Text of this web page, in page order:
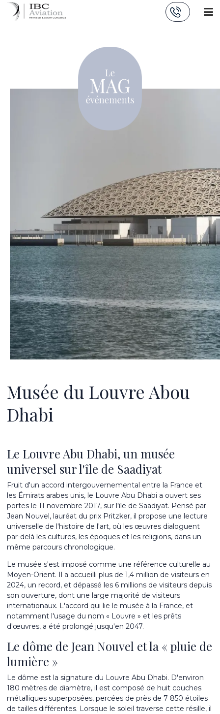
Musée du Louvre Abou
Dhabi
Le Louvre Abu Dhabi, un musée
universel sur l'île de Saadiyat
Fruit d'un accord intergouvernemental entre la France et
les Émirats arabes unis, le Louvre Abu Dhabi a ouvert ses
portes le 11 novembre 2017, sur l'île de Saadiyat. Pensé par
Jean Nouvel, lauréat du prix Pritzker, il propose une lecture
universelle de l'histoire de l'art, où les œuvres dialoguent
par-delà les cultures, les époques et les religions, dans un
même parcours chronologique.
Le musée s'est imposé comme une référence culturelle au
Moyen-Orient. Il a accueilli plus de 1,4 million de visiteurs en
2024, un record, et dépassé les 6 millions de visiteurs depuis
son ouverture, dont une large majorité de visiteurs
internationaux. L'accord qui lie le musée à la France, et
notamment l'usage du nom « Louvre » et les prêts
d'œuvres, a été prolongé jusqu'en 2047.
Le dôme de Jean Nouvel et la « pluie de
lumière »
Le dôme est la signature du Louvre Abu Dhabi. D'environ
180 mètres de diamètre, il est composé de huit couches
métalliques superposées, percées de près de 7 850 étoiles
de tailles différentes. Lorsque le soleil traverse cette résille, il
Panneau de gestion des cookies